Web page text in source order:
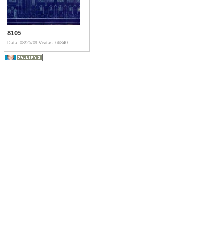
8105
Data: 08/25/09 Visitas: 66840